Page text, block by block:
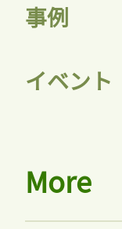
事例
イベント
More